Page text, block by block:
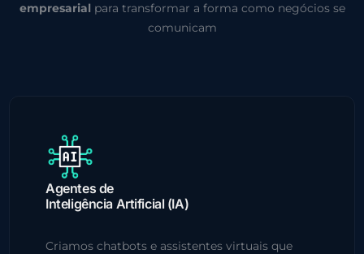
empresarial para transformar a forma como negócios se
comunicam
Agentes de
Inteligência Artificial (IA)
Criamos chatbots e assistentes virtuais que